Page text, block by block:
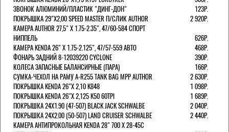
ЗВОНОК АЛЮМИНИЙ/ПЛАСТИК "ДИНГ-ДОН"
123Р.
ПОКРЫШКА 29"Х2,00 SPEED MASTER П/СЛИК AUTHOR
2 920Р.
КАМЕРА AUTHOR 27,5" Х 1.75-2.35", 47/60-584 СПОРТ
НИППЕЛЬ
626Р.
КАМЕРА KENDA 26" Х 1.75-2.125", 47/57-559 АВТО
468Р.
ФОНАРЬ ЗАДНИЙ 8-12039220 CYCLONE
390Р.
КОЛЕСА ЗАПАСНЫЕ БАЛАНСИРНЫЕ (ПАРА)
166Р.
CУМКА-ЧЕХОЛ НА РАМУ A-R255 TANK BAG MPP AUTHOR
2 630Р.
ПОКРЫШКА KENDA 26"Х 2,10 K848
1 098Р.
ПОКРЫШКА KENDA 26"Х 2,125 K50 60TPI
1 689Р.
ПОКРЫШКА 24X1.90 (47-507) BLACK JACK SCHWALBE
2 040Р.
ПОКРЫШКА 24X2.00 (50-507) LAND CRUISER SCHWALBE
2 440Р.
КАМЕРА АНТИПРОКОЛЬНАЯ KENDA 28" 700 Х 28-45C